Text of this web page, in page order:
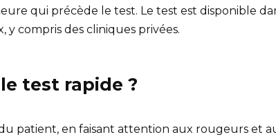
qui précède le test. Le test est disponible
compris des cliniques privées.
test rapide ?
patient, en faisant attention aux rougeurs et